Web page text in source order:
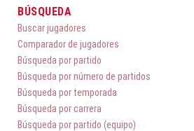
BÚSQUEDA
Buscar jugadores
Comparador de jugadores
Búsqueda por partido
Búsqueda por número de partidos
Búsqueda por temporada
Búsqueda por carrera
Búsqueda por partido (equipo)